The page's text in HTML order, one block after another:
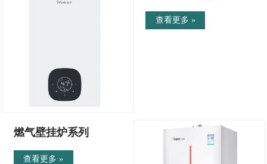
查看更多 »
燃气壁挂炉系列
查看更多 »